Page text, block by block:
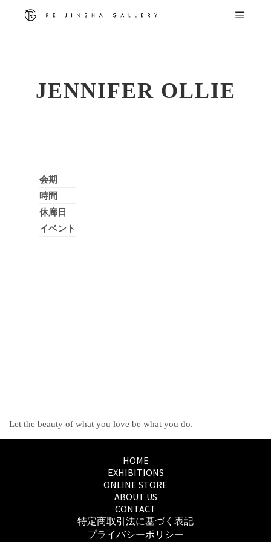
JENNIFER OLLIE
会期
時間
休廊日
イベント
Let the beauty of what you love be what you do.
HOME
EXHIBITIONS
ONLINE STORE
ABOUT US
CONTACT
特定商取引法に基づく表記
プライバシーポリシー